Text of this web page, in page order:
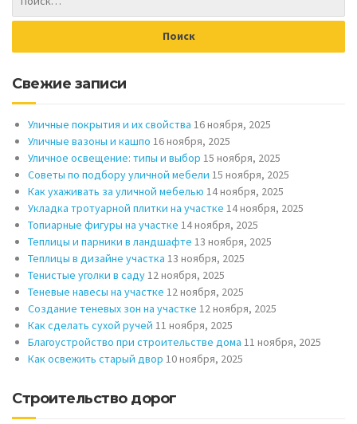
Свежие записи
Уличные покрытия и их свойства 16 ноября, 2025
Уличные вазоны и кашпо 16 ноября, 2025
Уличное освещение: типы и выбор 15 ноября, 2025
Советы по подбору уличной мебели 15 ноября, 2025
Как ухаживать за уличной мебелью 14 ноября, 2025
Укладка тротуарной плитки на участке 14 ноября, 2025
Топиарные фигуры на участке 14 ноября, 2025
Теплицы и парники в ландшафте 13 ноября, 2025
Теплицы в дизайне участка 13 ноября, 2025
Тенистые уголки в саду12 ноября, 2025
Теневые навесы на участке 12 ноября, 2025
Создание теневых зон на участке 12 ноября, 2025
Как сделать сухой ручей 11 ноября, 2025
Благоустройство при строительстве дома 11 ноября, 2025
Как освежить старый двор 10 ноября, 2025
Строительство дорог